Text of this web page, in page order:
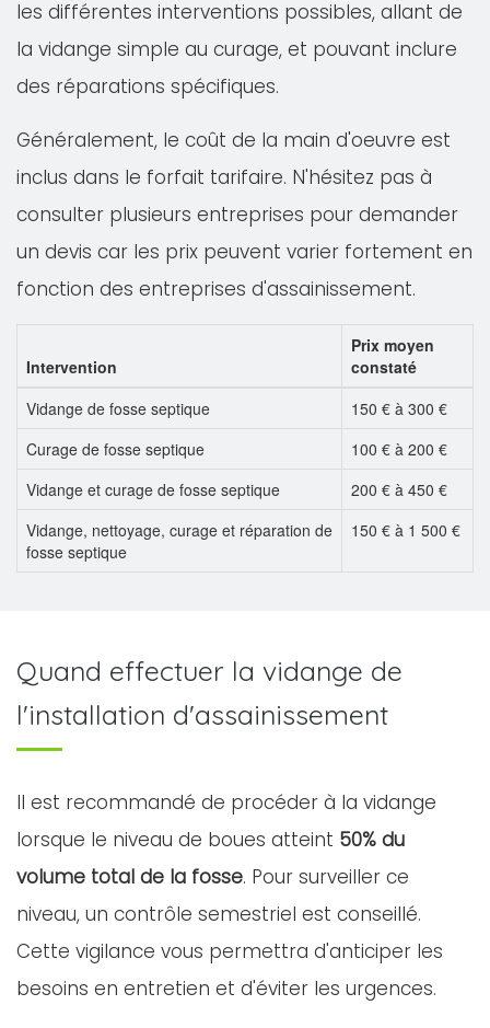
les différentes interventions possibles, allant de
la vidange simple au curage, et pouvant inclure
des réparations spécifiques.
Généralement, le coût de la main d'oeuvre est
inclus dans le forfait tarifaire. N'hésitez pas à
consulter plusieurs entreprises pour demander
un devis car les prix peuvent varier fortement en
fonction des entreprises d'assainissement.
Intervention
Prix moyen
constaté
Vidange de fosse septique
150 € à 300 €
Curage de fosse septique
100 € à 200 €
Vidange et curage de fosse septique
200 € à 450 €
Vidange, nettoyage, curage et réparation de
fosse septique
150 € à 1 500 €
Quand effectuer la vidange de
l'installation d'assainissement
Il est recommandé de procéder à la vidange
lorsque le niveau de boues atteint 50% du
volume total de la fosse. Pour surveiller ce
niveau, un contrôle semestriel est conseillé.
Cette vigilance vous permettra d'anticiper les
besoins en entretien et d'éviter les urgences.